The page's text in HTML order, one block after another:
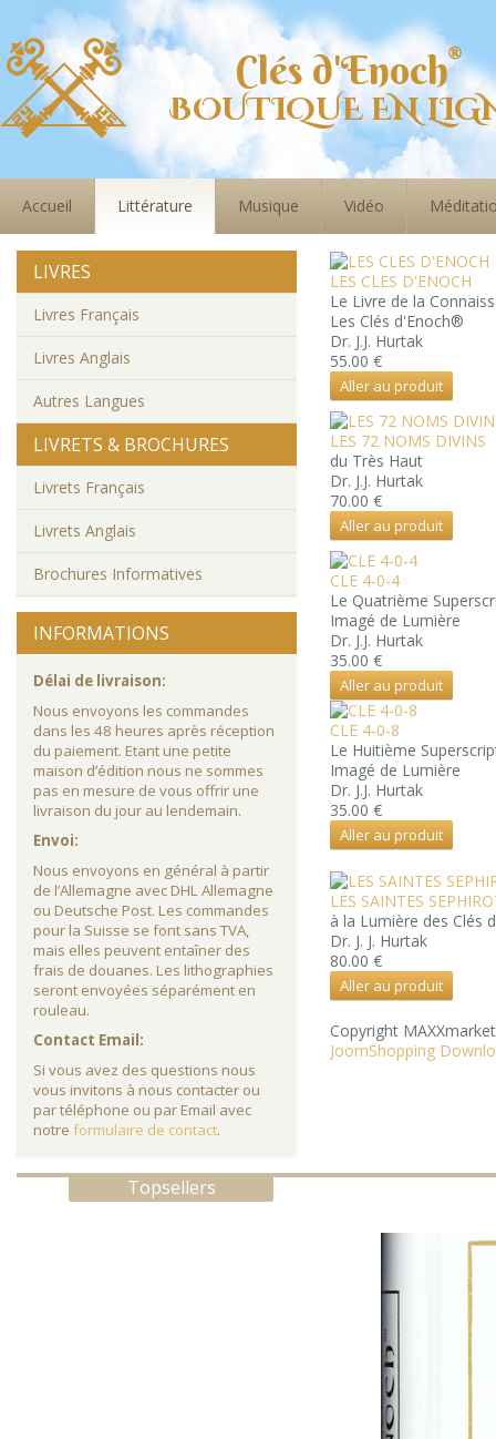
Clés d'Enoch
BOUTIQUE EN
Accueil Littérature Musique Vidéo
LIVRES
Livres Français
Livres Anglais
Autres Langues
LIVRETS & BROCHURES
Livrets Français
Livrets Anglais
Brochures Informatives
INFORMATIONS
Délai de livraison:
Nous envoyons les commandes
dans les 48 heures après réception
du paiement. Etant une petite
maison d’édition nous ne sommes
pas en mesure de vous offrir une
livraison du jour au lendemain.
Envoi:
Nous envoyons en général à partir
de l’Allemagne avec DHL Allemagne
ou Deutsche Post. Les commandes
pour la Suisse se font sans TVA,
mais elles peuvent entaîner des
frais de douanes. Les lithographies
seront envoyées séparément en
rouleau.
Contact Email:
Si vous avez des questions nous
vous invitons à nous contacter ou
par téléphone ou par Email avec
notre formulaire de contact.
LES CLES D'ENOCH
Le Livre de la
Les Clés d'Enoch®
Dr. J.J. Hurtak
55.00 €
Aller au produit
LES 72 NOMS DIVINS
du Très Haut
Dr. J.J. Hurtak
70.00 €
Aller au produit
CLE 4-0-4
Le Quatrième
Imagé de Lumière
Dr. J.J. Hurtak
35.00 €
Aller au produit
CLE 4-0-8
Le Huitième
Imagé de Lumière
Dr. J.J. Hurtak
35.00 €
Aller au produit
LES SAINTES
à la Lumière des Clés
Dr. J. J. Hurtak
80.00 €
Aller au produit
Copyright
JoomShopping
Topsellers